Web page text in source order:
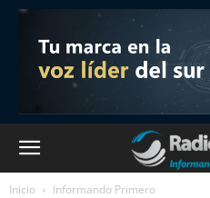
Inicio Informando Primero